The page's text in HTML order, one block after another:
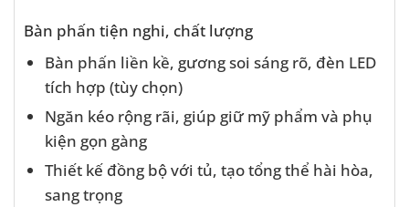
Bàn phấn tiện nghi, chất lượng
Bàn phấn liền kề, gương soi sáng rõ, đèn LED
tích hợp (tùy chọn)
Ngăn kéo rộng rãi, giúp giữ mỹ phẩm và phụ
kiện gọn gàng
Thiết kế đồng bộ với tủ, tạo tổng thể hài hòa,
sang trọng